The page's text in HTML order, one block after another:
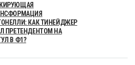
КАК ТИНЕЙДЖЕР
ПРЕТЕНДЕНТОМ НА
В Ф1?